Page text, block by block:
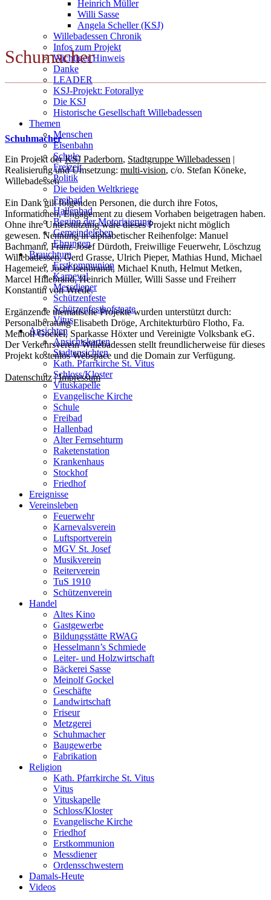
Heinrich Müller
Willi Sasse
Angela Scheller (KSJ)
Willebadessen Chronik
Infos zum Projekt
Wichtiger Hinweis
Danke
LEADER
KSJ-Projekt: Fotorallye
Die KSJ
Historische Gesellschaft Willebadessen
Themen
Menschen
Eisenbahn
Schule
Freizeit
Politik
Die beiden Weltkriege
Freibad
Hallenbad
Beginn der Motorisierung
Gemeindeleben
Ehrungen
Brauchtum
Erstkommunion
Karneval
Messdiener
Schützenfeste
Schützenfesthofstaate
Vitus
Ansichten
Ansichtskarten
Stadtansichten
Kath. Pfarrkirche St. Vitus
Schloss/Kloster
Vituskapelle
Evangelische Kirche
Schule
Freibad
Hallenbad
Alter Fernsehturm
Raketenstation
Krankenhaus
Stockhof
Friedhof
Ereignisse
Vereinsleben
Feuerwehr
Karnevalsverein
Luftsportverein
MGV St. Josef
Musikverein
Reiterverein
TuS 1910
Schützenverein
Handel
Altes Kino
Gastgewerbe
Bildungsstätte RWAG
Hesselmann’s Schmiede
Leiter- und Holzwirtschaft
Bäckerei Sasse
Meinolf Gockel
Geschäfte
Landwirtschaft
Friseur
Metzgerei
Schuhmacher
Baugewerbe
Fabrikation
Religion
Kath. Pfarrkirche St. Vitus
Vitus
Vituskapelle
Schloss/Kloster
Evangelische Kirche
Friedhof
Erstkommunion
Messdiener
Ordensschwestern
Damals-Heute
Videos
Schumacher
Schuhmacher
Ein Projekt derKSJ Paderborn, Stadtgruppe Willebadessen
Realisierung und Umsetzung: multi-vision, c/o. Stefan Köneke,
Willebadessen
Ein Dank gilt folgenden Personen, die durch ihre Fotos,
Informationen, Engagement zu diesem Vorhaben beigetragen haben.
Ohne ihre Unterstützung wäre dieses Projekt nicht möglich
gewesen. Nennung in alphabetischer Reihenfolge: Manuel
Bachmann, Franz-Josef Dürdoth, Freiwillige Feuerwehr, Löschzug
Willebadessen, Gerd Grasse, Ulrich Pieper, Mathias Hund, Michael
Hagemeier, Josef Isenbrandt, Michael Knuth, Helmut Metken,
Marcel Hillebrand, Heinrich Müller, Willi Sasse und Freiherr
Konstantin von Wrede.
Ergänzende thematische Projekte wurden unterstützt durch:
Personalberatung Elisabeth Dröge, Architekturbüro Flotho, Fa.
Meinolf Gockel, Sparkasse Höxter und Vereinigte Volksbank eG.
Der Verkehrsverein Willebadessen stellt freundlicherweise für dieses
Projekt kostenlos Webspace und die Domain zur Verfügung.
Datenschutz|Impressum